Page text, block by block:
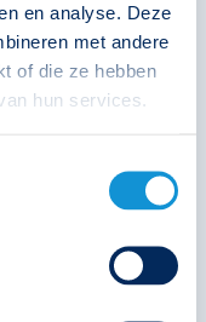
en analyse. Deze
met andere
of die ze hebben
hun services.